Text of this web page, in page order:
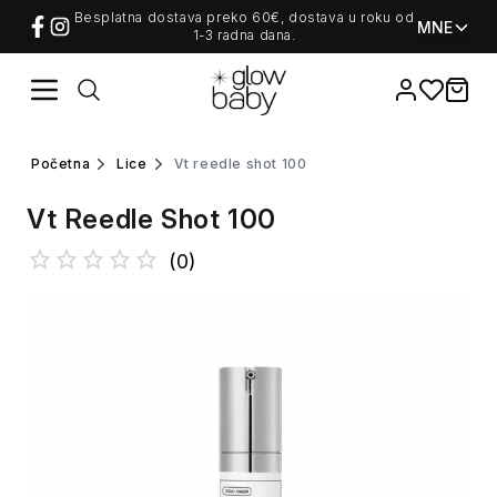
Besplatna dostava preko 60€, dostava u roku od
1-3 radna dana.
MNE
Favorites
items
početna lice vt reedle shot 100
Vt Reedle Shot 100
(0)